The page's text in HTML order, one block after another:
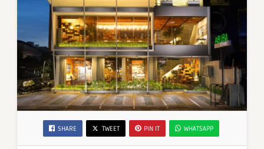
SHARE TWEET PIN IT WHATSAPP